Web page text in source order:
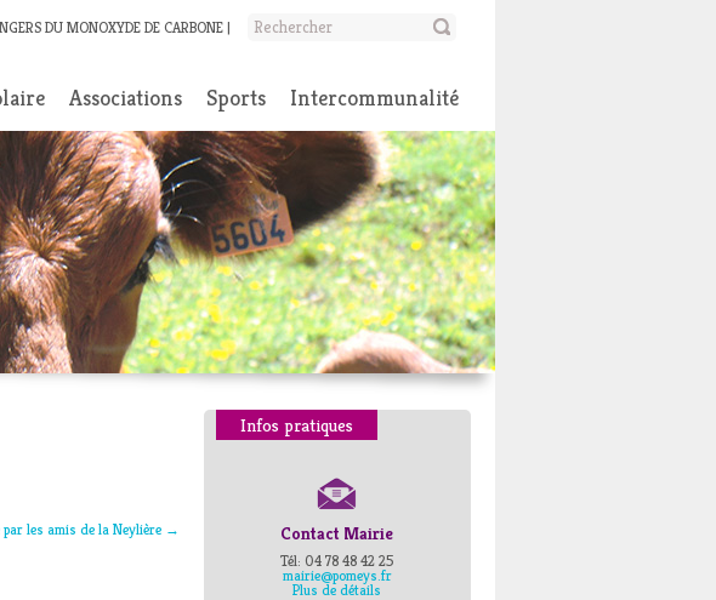
DU MONOXYDE DE CARBONE
Associations Sports Intercommunalité
par les amis de la Neylière →
Infos pratiques
Contact Mairie
Tél: 04 78 48 42 25
mairie@pomeys.fr
Plus de détails